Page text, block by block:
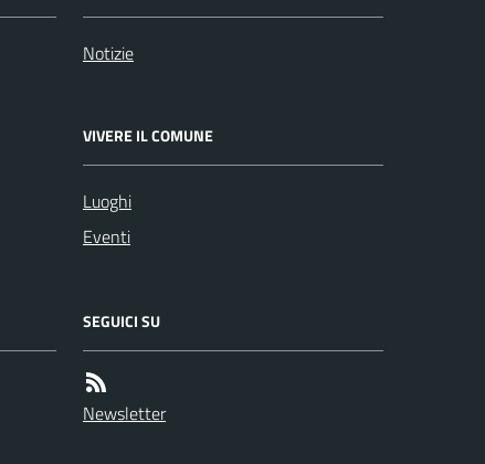
Notizie
VIVERE IL COMUNE
Luoghi
Eventi
SEGUICI SU
Newsletter